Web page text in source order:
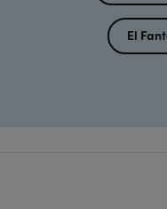
El